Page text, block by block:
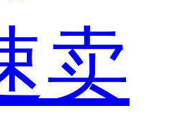
卖